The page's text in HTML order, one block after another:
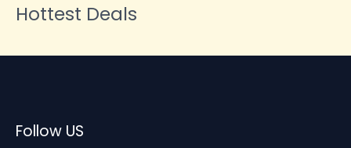
Hottest Deals
Follow US